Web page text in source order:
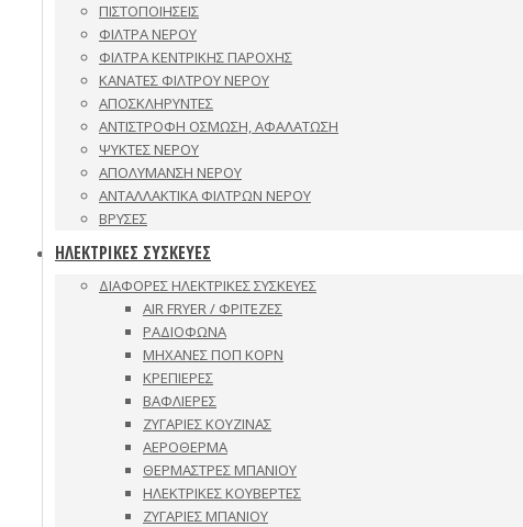
ΠΙΣΤΟΠΟΙΗΣΕΙΣ
ΦΙΛΤΡΑ ΝΕΡΟΥ
ΦΙΛΤΡΑ ΚΕΝΤΡΙΚΗΣ ΠΑΡΟΧΗΣ
ΚΑΝΑΤΕΣ ΦΙΛΤΡΟΥ ΝΕΡΟΥ
ΑΠΟΣΚΛΗΡΥΝΤΕΣ
ΑΝΤΙΣΤΡΟΦΗ ΟΣΜΩΣΗ, ΑΦΑΛΑΤΩΣΗ
ΨΥΚΤΕΣ ΝΕΡΟΥ
ΑΠΟΛΥΜΑΝΣΗ ΝΕΡΟΥ
ΑΝΤΑΛΛΑΚΤΙΚΑ ΦΙΛΤΡΩΝ ΝΕΡΟΥ
ΒΡΥΣΕΣ
ΗΛΕΚΤΡΙΚΕΣ ΣΥΣΚΕΥΕΣ
ΔΙΑΦΟΡΕΣ ΗΛΕΚΤΡΙΚΕΣ ΣΥΣΚΕΥΕΣ
AIR FRYER / ΦΡΙΤΕΖΕΣ
ΡΑΔΙΟΦΩΝΑ
ΜΗΧΑΝΕΣ ΠΟΠ ΚΟΡΝ
ΚΡΕΠΙΕΡΕΣ
ΒΑΦΛΙΕΡΕΣ
ΖΥΓΑΡΙΕΣ ΚΟΥΖΙΝΑΣ
ΑΕΡΟΘΕΡΜΑ
ΘΕΡΜΑΣΤΡΕΣ ΜΠΑΝΙΟΥ
ΗΛΕΚΤΡΙΚΕΣ ΚΟΥΒΕΡΤΕΣ
ΖΥΓΑΡΙΕΣ ΜΠΑΝΙΟΥ